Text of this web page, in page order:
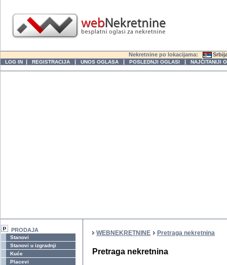
Nekretnine po lokacijama:
LOG IN | REGISTRACIJA | UNOS OGLASA | POSLEDNJI OGLASI | NAJČITANIJI
PRODAJA
Stanovi
Stanovi u izgradnji
Kuće
Placevi
WEBNEKRETNINE Pretraga nekretnina
Pretraga nekretnina